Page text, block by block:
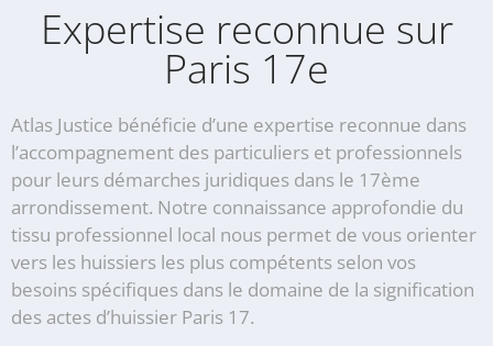
Expertise reconnue sur
Paris 17e
Atlas Justice bénéficie d’une expertise reconnue dans
l’accompagnement des particuliers et professionnels
pour leurs démarches juridiques dans le 17ème
arrondissement. Notre connaissance approfondie du
tissu professionnel local nous permet de vous orienter
vers les huissiers les plus compétents selon vos
besoins spécifiques dans le domaine de la signification
des actes d’huissier Paris 17.